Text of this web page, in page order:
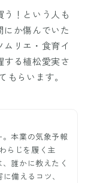
！という人も
か傷んでいた
リエ・食育イ
する植松愛実さ
もらいます。
。本業の気象予報
らじを履く主
誰かに教えたく
備えるコツ、